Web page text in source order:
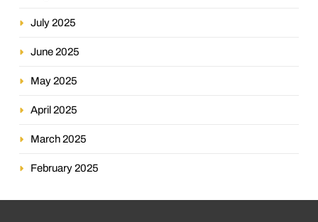
July 2025
June 2025
May 2025
April 2025
March 2025
February 2025